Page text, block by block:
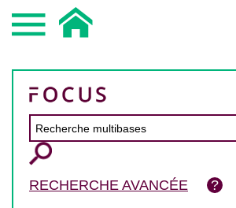
RECHERCHE AVANCÉE